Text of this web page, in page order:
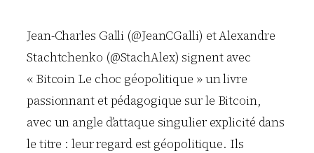
Jean-Charles Galli (@JeanCGalli) et Alexandre
Stachtchenko (@StachAlex) signent avec
« Bitcoin Le choc géopolitique » un livre
passionnant et pédagogique sur le Bitcoin,
avec un angle d’attaque singulier explicité dans
le titre : leur regard est géopolitique. Ils